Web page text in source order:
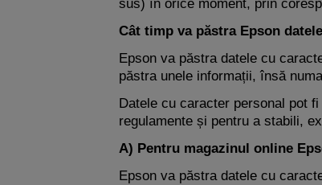
sus) în orice moment, prin
Cât timp va păstra Epson
Epson va păstra datele cu
păstra unele informații, însă
Datele cu caracter personal pot
regulamente și pentru a stabili,
A) Pentru magazinul online
Epson va păstra datele cu